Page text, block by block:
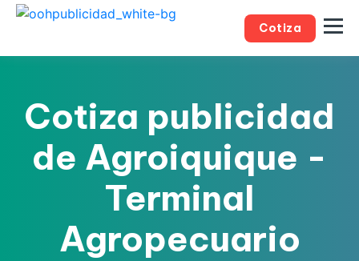
Cotiza
Cotiza publicidad
de Agroiquique -
Terminal
Agropecuario